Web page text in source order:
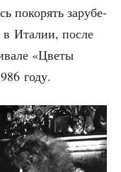
поко­рять зару­бе­
в Ита­лии, после
«Цве­ты
году.